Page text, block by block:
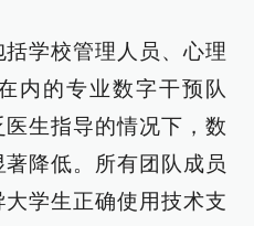
学校管理人员、心理
内的专业数字干预队
生指导的情况下，数
降低。所有团队成员
学生正确使用技术支